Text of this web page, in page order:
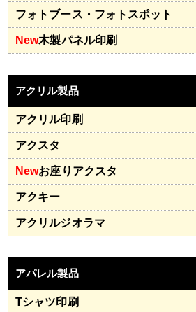
フォトブース・フォトスポット
New木製パネル印刷
アクリル製品
アクリル印刷
アクスタ
Newお座りアクスタ
アクキー
アクリルジオラマ
アパレル製品
Tシャツ印刷